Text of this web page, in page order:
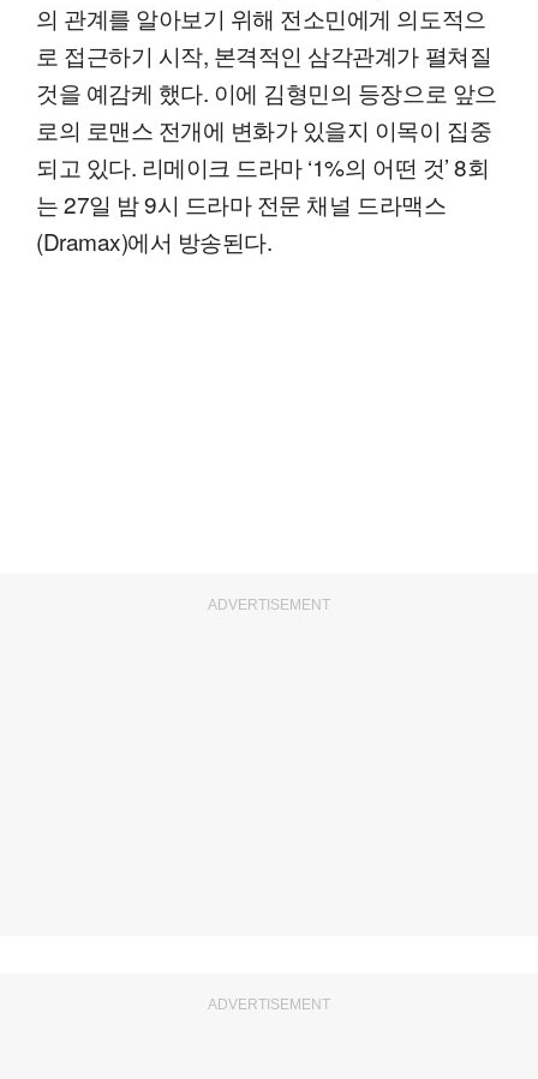
의 관계를 알아보기 위해 전소민에게 의도적으
로 접근하기 시작, 본격적인 삼각관계가 펼쳐질
것을 예감케 했다. 이에 김형민의 등장으로 앞으
로의 로맨스 전개에 변화가 있을지 이목이 집중
되고 있다. 리메이크 드라마 ‘1%의 어떤 것’ 8회
는 27일 밤 9시 드라마 전문 채널 드라맥스
(Dramax)에서 방송된다.
ADVERTISEMENT
ADVERTISEMENT